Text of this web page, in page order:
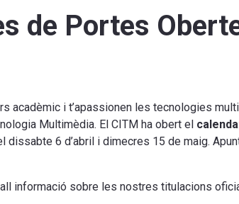
de Portes
acadèmic i t’apassionen les tecnologies
Multimèdia. El CITM ha obert el
6 d’abril i dimecres 15 de maig.
informació sobre les nostres titulacions